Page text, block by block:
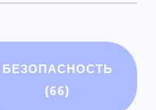
БЕЗОПАСНОСТЬ
(66)